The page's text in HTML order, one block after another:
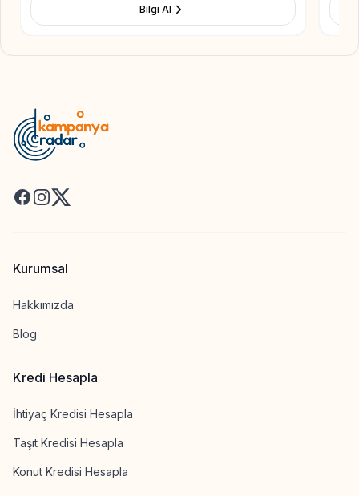
Bilgi Al
Facebook
Instagram
X
Kurumsal
Hakkımızda
Blog
Kredi Hesapla
İhtiyaç Kredisi Hesapla
Taşıt Kredisi Hesapla
Konut Kredisi Hesapla